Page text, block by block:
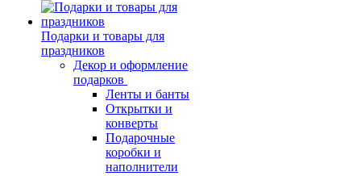
Подарки и товары для
праздников
Декор и оформление
подарков
Ленты и банты
Открытки и
конверты
Подарочные
коробки и
наполнители